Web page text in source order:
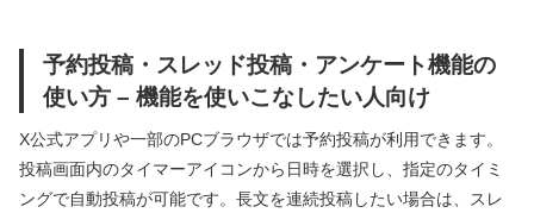
予約投稿・スレッド投稿・アンケート機能の
使い方 – 機能を使いこなしたい人向け
X公式アプリや一部のPCブラウザでは予約投稿が利用できます。
投稿画面内のタイマーアイコンから日時を選択し、指定のタイミ
ングで自動投稿が可能です。長文を連続投稿したい場合は、スレ